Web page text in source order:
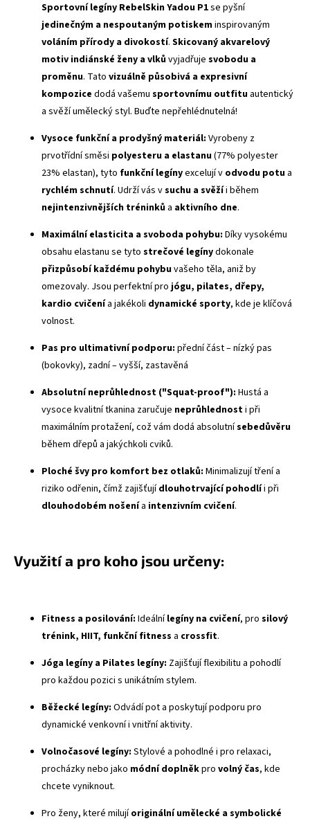
Sportovní legíny RebelSkin Yadou P1se pyšní
jedinečným a nespoutaným potiskeminspirovaným
voláním přírody a divokostí. Skicovaný akvarelový
motiv indiánské ženy a vlkůvyjadřuje svobodu a
proměnu. Tato vizuálně působivá a expresivní
kompozice dodá vašemu sportovnímu outfitu autentický
a svěží umělecký styl. Buďte nepřehlédnutelná!
Vysoce funkční a prodyšný materiál: Vyrobeny z
prvotřídní směsi polyesteru a elastanu(77% polyester
23% elastan), tyto funkční legínyexcelují v odvodu potu a
rychlém schnutí. Udrží vás vsuchu a svěžíi během
nejintenzivnějších tréninků a aktivního dne.
Maximální elasticita a svoboda pohybu: Díky vysokému
obsahu elastanu se tyto strečové legínydokonale
přizpůsobí každému pohybuvašeho těla, aniž by
omezovaly. Jsou perfektní projógu, pilates, dřepy,
kardio cvičenía jakékoli dynamické sporty, kde je klíčová
volnost.
Pas pro ultimativní podporu: přední část – nízký pas
(bokovky), zadní – vyšší, zastavěná
Absolutní neprůhlednost ("Squat-proof"): Hustá a
vysoce kvalitní tkanina zaručuje neprůhlednosti při
maximálním protažení, což vám dodá absolutnísebedůvěru
během dřepů a jakýchkoli cviků.
Ploché švy pro komfort bez otlaků: Minimalizují tření a
riziko odřenin, čímž zajišťujídlouhotrvající pohodlíi při
dlouhodobém nošenía intenzivním cvičení.
Využití a pro koho jsou určeny:
Fitness a posilování: Ideálnílegíny na cvičení, pro silový
trénink, HIIT, funkční fitness a crossfit.
Jóga legíny a Pilates legíny: Zajišťují flexibilitu a pohodlí
pro každou pozici s unikátním stylem.
Běžecké legíny: Odvádí pot a poskytují podporu pro
dynamické venkovní i vnitřní aktivity.
Volnočasové legíny: Stylové a pohodlné i pro relaxaci,
procházky nebo jako módní doplněkpro volný čas, kde
chcete vyniknout.
Pro ženy, které milujíoriginální umělecké a symbolické